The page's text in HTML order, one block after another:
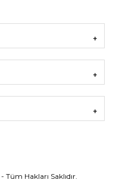
- Tüm Hakları Saklıdır.